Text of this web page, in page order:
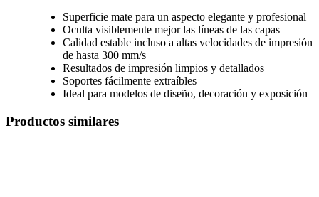
Superficie mate para un aspecto elegante y profesional
Oculta visiblemente mejor las líneas de las capas
Calidad estable incluso a altas velocidades de impresión
de hasta 300 mm/s
Resultados de impresión limpios y detallados
Soportes fácilmente extraíbles
Ideal para modelos de diseño, decoración y exposición
Productos similares